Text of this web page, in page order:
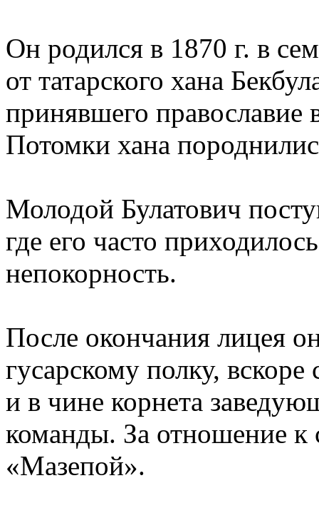
Он родился в 1870 г. в
от татарского хана
принявшего
Потомки хана
Молодой Булатович
где его часто
непокорность.
После окончания лицея
гусарскому полку,
и в чине корнета
команды. За отношение к
«Мазепой».